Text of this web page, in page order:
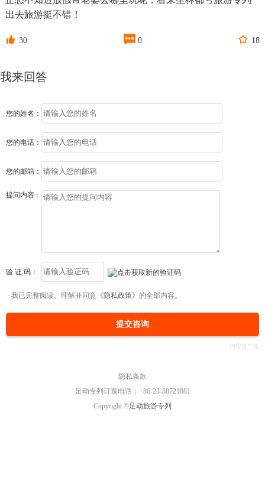
出去旅游挺不错！
 30  0  18
我来回答
您的姓名：
您的电话：
您的邮箱：
提问内容：
验 证 码：
我已完整阅读、理解并同意 《隐私政策》 的全部内容。
提交咨询
隐私条款
足动专列订票电话：+86-23-88721881
Copyright ©足动旅游专列